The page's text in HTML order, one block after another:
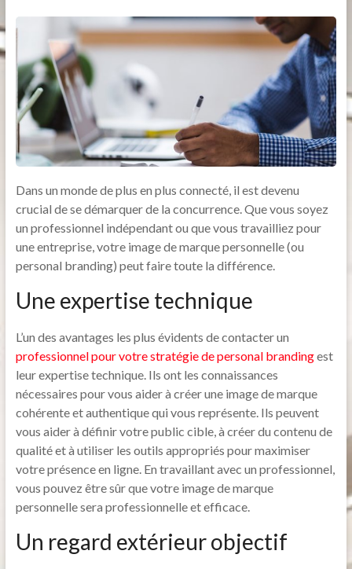
Dans un monde de plus en plus connecté, il est devenu
crucial de se démarquer de la concurrence. Que vous soyez
un professionnel indépendant ou que vous travailliez pour
une entreprise, votre image de marque personnelle (ou
personal branding) peut faire toute la différence.
Une expertise technique
L’un des avantages les plus évidents de contacter un
professionnel pour votre stratégie de personal brandingest
leur expertise technique. Ils ont les connaissances
nécessaires pour vous aider à créer une image de marque
cohérente et authentique qui vous représente. Ils peuvent
vous aider à définir votre public cible, à créer du contenu de
qualité et à utiliser les outils appropriés pour maximiser
votre présence en ligne. En travaillant avec un professionnel,
vous pouvez être sûr que votre image de marque
personnelle sera professionnelle et efficace.
Un regard extérieur objectif